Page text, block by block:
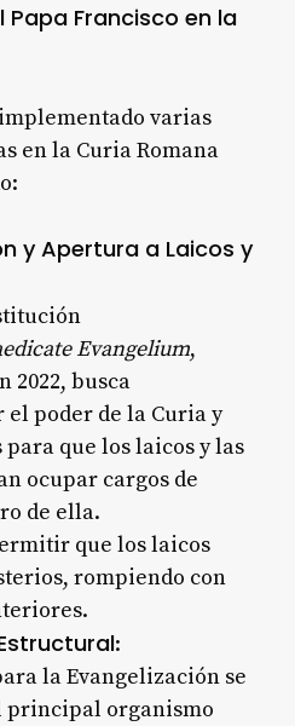
Francisco en la
varias
en la Curia Romana
y Apertura a Laicos y
Evangelium,
2022, busca
poder de la Curia y
que los laicos y las
ocupar cargos de
de ella.
que los laicos
rompiendo con
:
la Evangelización se
principal organismo